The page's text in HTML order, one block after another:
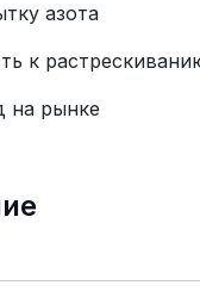
азота
к
на рынке